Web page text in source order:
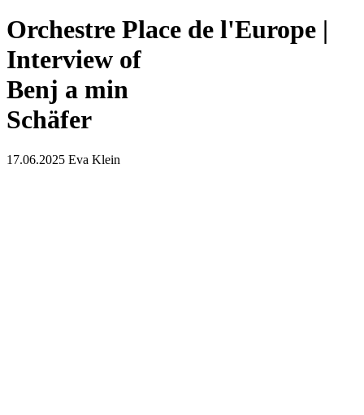
Orchestre Place de l'Europe |
Interview of
Benj a min
Schäfer
17.06.2025 Eva Klein